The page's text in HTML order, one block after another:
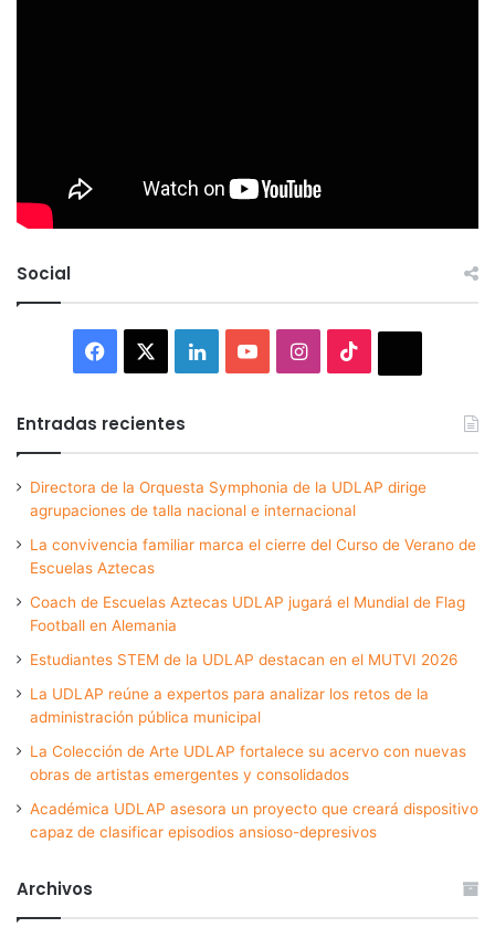
Social
Facebook LinkedInYouTubeInstagram
Entradas recientes
Directora de la Orquesta Symphonia de la UDLAP dirige
agrupaciones de talla nacional e internacional
La convivencia familiar marca el cierre del Curso de Verano de
Escuelas Aztecas
Coach de Escuelas Aztecas UDLAP jugará el Mundial de Flag
Football en Alemania
Estudiantes STEM de la UDLAP destacan en el MUTVI 2026
La UDLAP reúne a expertos para analizar los retos de la
administración pública municipal
La Colección de Arte UDLAP fortalece su acervo con nuevas
obras de artistas emergentes y consolidados
Académica UDLAP asesora un proyecto que creará dispositivo
capaz de clasificar episodios ansioso-depresivos
Archivos